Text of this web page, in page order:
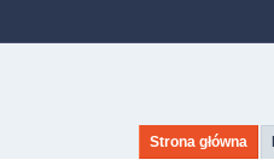
Strona główna